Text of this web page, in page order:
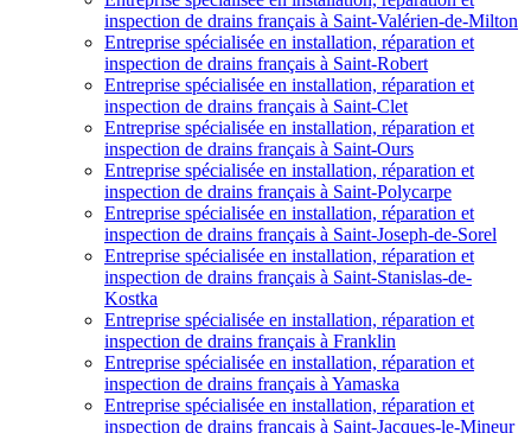
inspection de drains français à Saint-Valérien-de-Milton
Entreprise spécialisée en installation, réparation et
inspection de drains français à Saint-Robert
Entreprise spécialisée en installation, réparation et
inspection de drains français à Saint-Clet
Entreprise spécialisée en installation, réparation et
inspection de drains français à Saint-Ours
Entreprise spécialisée en installation, réparation et
inspection de drains français à Saint-Polycarpe
Entreprise spécialisée en installation, réparation et
inspection de drains français à Saint-Joseph-de-Sorel
Entreprise spécialisée en installation, réparation et
inspection de drains français à Saint-Stanislas-de-
Kostka
Entreprise spécialisée en installation, réparation et
inspection de drains français à Franklin
Entreprise spécialisée en installation, réparation et
inspection de drains français à Yamaska
Entreprise spécialisée en installation, réparation et
inspection de drains français à Saint-Jacques-le-Mineur